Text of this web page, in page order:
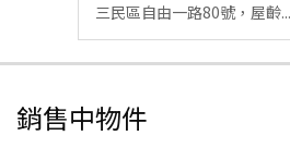
三民區自由一路80號，屋齡...
銷售中物件